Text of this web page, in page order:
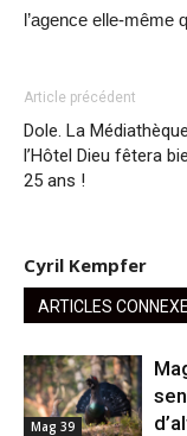
l’agence elle-même
Article précédent
Dole. La
l’Hôtel Dieu fêtera
25 ans !
Cyril Kempfer
ARTICLES
Mag 39